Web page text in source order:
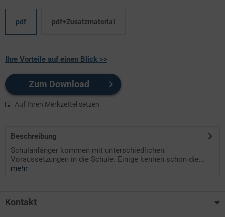
pdf pdf+Zusatzmaterial
Ihre Vorteile auf einen Blick >>
Zum Download
Auf Ihren Merkzettel setzen
Beschreibung
Schulanfänger kommen mit unterschiedlichen
Voraussetzungen in die Schule. Einige kennen schon die...
mehr
Kontakt